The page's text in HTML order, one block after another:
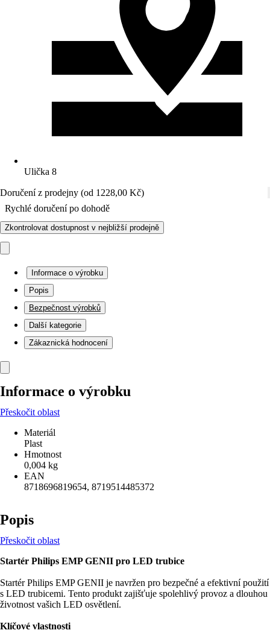
Ulička 8
Doručení z prodejny (od 1228,00 Kč)
Rychlé doručení po dohodě
Zkontrolovat dostupnost v nejbližší prodejně
Informace o výrobku
Popis
Bezpečnost výrobků
Další kategorie
Zákaznická hodnocení
Informace o výrobku
Přeskočit oblast
Materiál
Plast
Hmotnost
0,004 kg
EAN
8718696819654, 8719514485372
Popis
Přeskočit oblast
Startér Philips EMP GENII pro LED trubice
Startér Philips EMP GENII je navržen pro bezpečné a efektivní použití
s LED trubicemi. Tento produkt zajišťuje spolehlivý provoz a dlouhou
životnost vašich LED osvětlení.
Klíčové vlastnosti